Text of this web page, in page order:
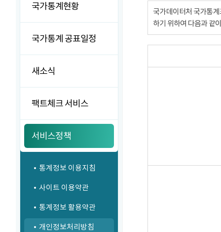
국가통계현황
국가통계 공표일정
새소식
팩트체크 서비스
서비스정책
통계정보 이용지침
사이트 이용약관
통계정보 활용약관
개인정보처리방침
국가데이터처 국가통
하기 위하여 다음과 같